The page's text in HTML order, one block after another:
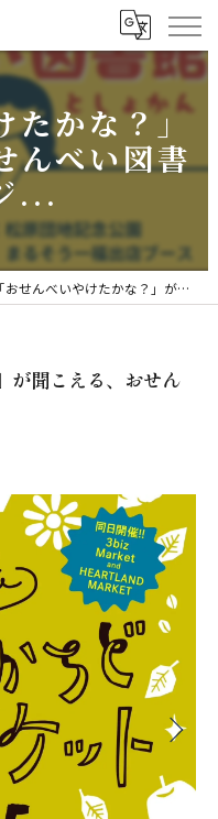
たかな？」
んべい図書
...
「おせんべいやけたかな？」が聞こえる、おせんべい図書館プロジ...
が聞こえる、おせん